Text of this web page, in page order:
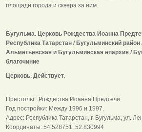
площади города и сквера за ним.
Бугульма. Церковь Рождества Иоанна
Республика Татарстан / Бугульминский
Альметьевская и Бугульминская епархия /
благочиние
Церковь. Действует.
Престолы : Рождества Иоанна Предтечи
Год постройки: Между 1996 и 1997.
Адрес: Республика Татарстан, г. Бугульма, ул.
Координаты: 54.528751, 52.830994